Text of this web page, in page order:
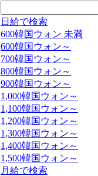
日給で検索
600韓国ウォン 未満
600韓国ウォン～
700韓国ウォン～
800韓国ウォン～
900韓国ウォン～
1,000韓国ウォン～
1,100韓国ウォン～
1,200韓国ウォン～
1,300韓国ウォン～
1,400韓国ウォン～
1,500韓国ウォン～
月給で検索